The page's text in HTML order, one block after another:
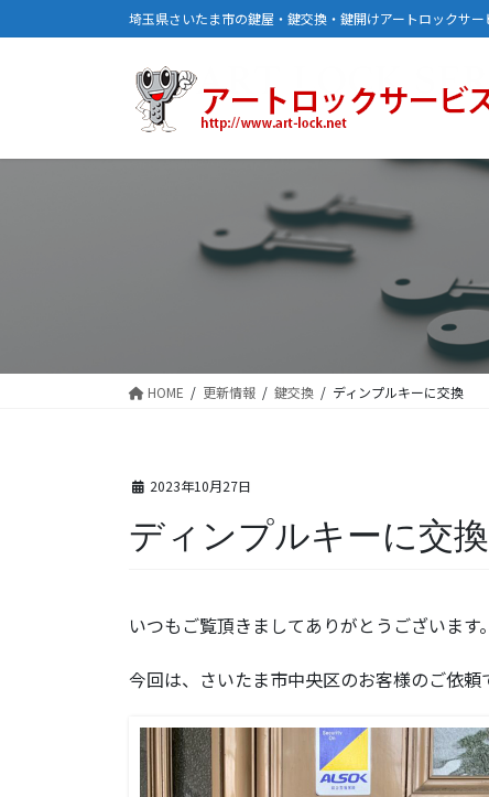
ン
ビ
埼玉県さいたま市の鍵屋・鍵交換・鍵開けアートロックサー
HOME 更新情報 鍵交換 ディンプルキーに交換
2023年10月27日
ディンプルキーに交換
いつもご覧頂きましてありがとうございます。
今回は、さいたま市中央区のお客様のご依頼